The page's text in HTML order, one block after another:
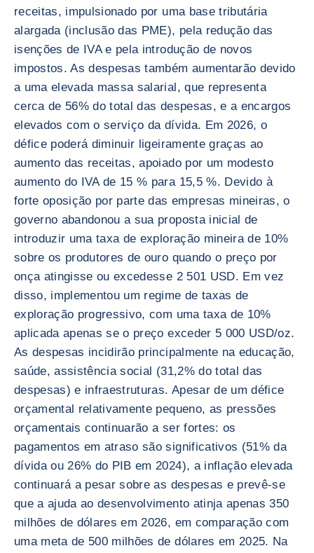
receitas, impulsionado por uma base tributária
alargada (inclusão das PME), pela redução das
isenções de IVA e pela introdução de novos
impostos. As despesas também aumentarão devido
a uma elevada massa salarial, que representa
cerca de 56% do total das despesas, e a encargos
elevados com o serviço da dívida. Em 2026, o
défice poderá diminuir ligeiramente graças ao
aumento das receitas, apoiado por um modesto
aumento do IVA de 15 % para 15,5 %. Devido à
forte oposição por parte das empresas mineiras, o
governo abandonou a sua proposta inicial de
introduzir uma taxa de exploração mineira de 10%
sobre os produtores de ouro quando o preço por
onça atingisse ou excedesse 2 501 USD. Em vez
disso, implementou um regime de taxas de
exploração progressivo, com uma taxa de 10%
aplicada apenas se o preço exceder 5 000 USD/oz.
As despesas incidirão principalmente na educação,
saúde, assistência social (31,2% do total das
despesas) e infraestruturas. Apesar de um défice
orçamental relativamente pequeno, as pressões
orçamentais continuarão a ser fortes: os
pagamentos em atraso são significativos (51% da
dívida ou 26% do PIB em 2024), a inflação elevada
continuará a pesar sobre as despesas e prevê-se
que a ajuda ao desenvolvimento atinja apenas 350
milhões de dólares em 2026, em comparação com
uma meta de 500 milhões de dólares em 2025. Na